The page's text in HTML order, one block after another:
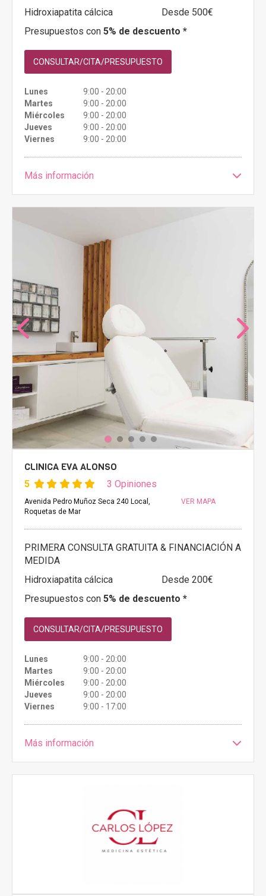
Hidroxiapatita cálcica
Desde 500€
Presupuestos con 5% de descuento *
CONSULTAR/CITA/PRESUPUESTO
Lunes
9:00 - 20:00
Martes
9:00 - 20:00
Miércoles
9:00 - 20:00
Jueves
9:00 - 20:00
Viernes
9:00 - 20:00
Más información
CLINICA EVA ALONSO
5 3 Opiniones
Avenida Pedro Muñoz Seca 240 Local,
Roquetas de Mar
VER MAPA
PRIMERA CONSULTA GRATUITA & FINANCIACIÓN A
MEDIDA
Hidroxiapatita cálcica
Desde 200€
Presupuestos con 5% de descuento *
CONSULTAR/CITA/PRESUPUESTO
Lunes
9:00 - 20:00
Martes
9:00 - 20:00
Miércoles
9:00 - 20:00
Jueves
9:00 - 20:00
Viernes
9:00 - 17:00
Más información